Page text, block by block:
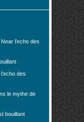
l’echo des
des
le mythe de
bouillant